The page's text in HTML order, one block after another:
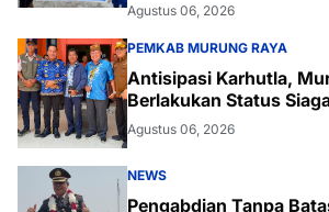
Agustus 06, 2026
PEMKAB MURUNG RAYA
Antisipasi Karhutla,
Berlakukan Status
Agustus 06, 2026
NEWS
Pengabdian Tanpa